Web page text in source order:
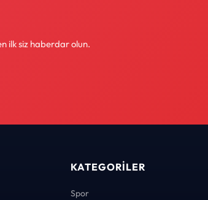
ilk siz haberdar olun.
KATEGORILER
Spor